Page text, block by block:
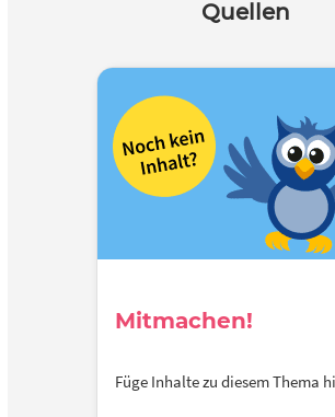
Quellen
Mitmachen!
Füge Inhalte zu diesem Thema